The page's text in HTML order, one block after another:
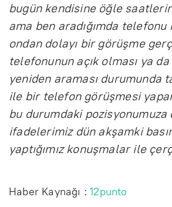
bugün kendisine öğle
ama ben aradığımda telefonu
ondan dolayı bir görüşme
telefonunun açık olması ya
yeniden araması durumunda
ile bir telefon görüşmesi
bu durumdaki pozisyonumuza
ifadelerimiz dün akşamki
yaptığımız konuşmalar ile
Haber Kaynağı :12punto